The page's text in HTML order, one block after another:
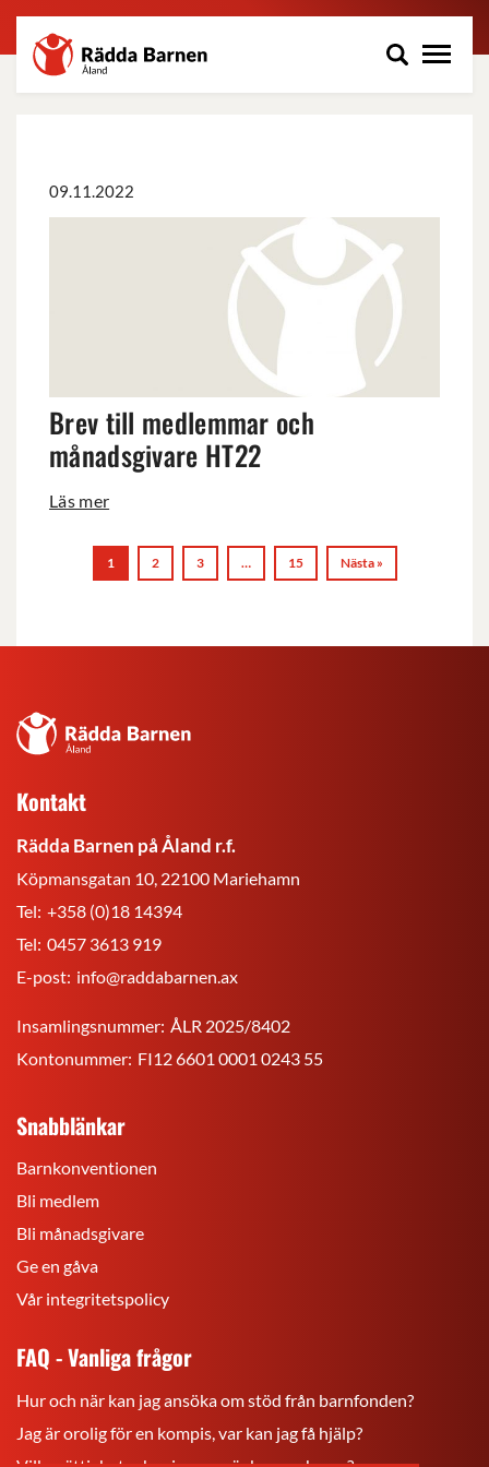
Hoppa
till
huvudinnehåll
Rädda
Barnen
på
09.11.2022
Brev till medlemmar och
månadsgivare HT22
Läs mer
1 2 3 … 15 Nästa »
Kontakt
Rädda Barnen på Åland r.f.
Köpmansgatan 10, 22100 Mariehamn
Tel: +358 (0)18 14394
Tel: 0457 3613 919
E-post: info@raddabarnen.ax
Insamlingsnummer: ÅLR 2025/8402
Kontonummer: FI12 6601 0001 0243 55
Snabblänkar
Barnkonventionen
Bli medlem
Bli månadsgivare
Ge en gåva
Vår integritetspolicy
FAQ - Vanliga frågor
Hur och när kan jag ansöka om stöd från barnfonden?
Jag är orolig för en kompis, var kan jag få hjälp?